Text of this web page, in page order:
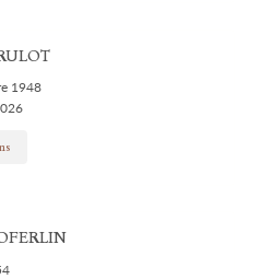
1948